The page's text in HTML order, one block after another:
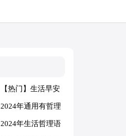
【热门】生活早安
心语39句
2024年通用有哲理
的生活语句摘录46
2024年生活哲理语